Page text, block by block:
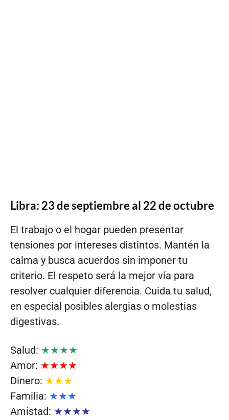
Libra: 23 de septiembre al 22 de octubre
El trabajo o el hogar pueden presentar
tensiones por intereses distintos. Mantén la
calma y busca acuerdos sin imponer tu
criterio. El respeto será la mejor vía para
resolver cualquier diferencia. Cuida tu salud,
en especial posibles alergias o molestias
digestivas.
Salud: ★★★★
Amor: ★★★★
Dinero: ★★★
Familia: ★★★
Amistad: ★★★★